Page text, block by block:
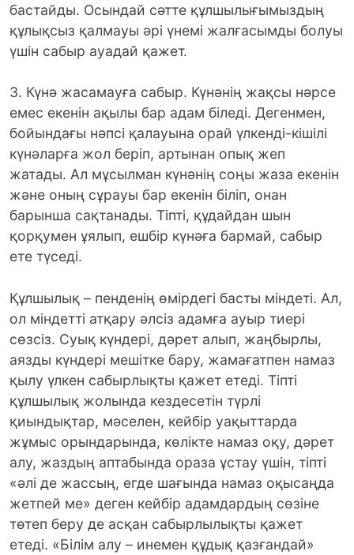
бастайды. Осындай сәтте құлшылығымыздың
құлықсыз қалмауы әрі үнемі жалғасымды болуы
үшін сабыр ауадай қажет.
3. Күнә жасамауға сабыр. Күнәнің жақсы нәрсе
емес екенін ақылы бар адам біледі. Дегенмен,
бойындағы нәпсі қалауына орай үлкенді-кішілі
күнәларға жол беріп, артынан опық жеп
жатады. Ал мұсылман күнәнің соңы жаза екенін
және оның сұрауы бар екенін біліп, онан
барынша сақтанады. Тіпті, құдайдан шын
қорқумен ұялып, ешбір күнәға бармай, сабыр
ете түседі.
Құлшылық – пенденің өмірдегі басты міндеті. Ал,
ол міндетті атқару әлсіз адамға ауыр тиері
сөзсіз. Суық күндері, дәрет алып, жаңбырлы,
аязды күндері мешітке бару, жамағатпен намаз
қылу үлкен сабырлықты қажет етеді. Тіпті
құлшылық жолында кездесетін түрлі
қиындықтар, мәселен, кейбір уақыттарда
жұмыс орындарында, көлікте намаз оқу, дәрет
алу, жаздың аптабында ораза ұстау үшін, тіпті
«әлі де жассың, егде шағында намаз оқысаңда
жетпей ме» деген кейбір адамдардың сөзіне
төтеп беру де асқан сабырлылықты қажет
етеді. «Білім алу – инемен құдық қазғандай»